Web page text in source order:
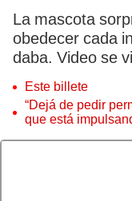
La mascota
obedecer cada
daba. Video se
Este billete
“Dejá de pedir
que está